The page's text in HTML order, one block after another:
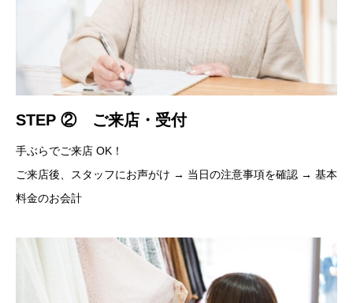
STEP ② ご来店・受付
手ぶらでご来店 OK！
ご来店後、スタッフにお声がけ → 当日の注意事項を確認 → 基本
料金のお会計